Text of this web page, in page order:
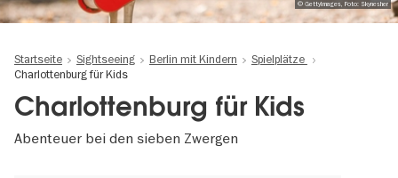
© GettyImages, Foto: Skynesher
Startseite Sightseeing Berlin mit Kindern
Spielplätze
Charlottenburg für Kids
Charlottenburg für Kids
Abenteuer bei den sieben Zwergen